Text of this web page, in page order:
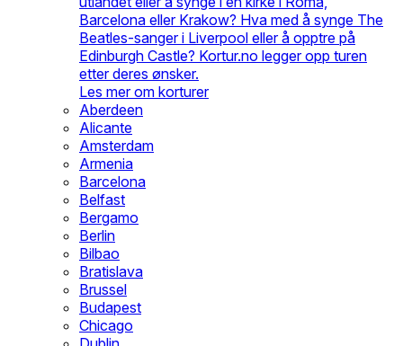
Barcelona eller Krakow? Hva med å synge The
Beatles-sanger i Liverpool eller å opptre på
Edinburgh Castle? Kortur.no legger opp turen
etter deres ønsker.
Les mer om korturer
Aberdeen
Alicante
Amsterdam
Armenia
Barcelona
Belfast
Bergamo
Berlin
Bilbao
Bratislava
Brussel
Budapest
Chicago